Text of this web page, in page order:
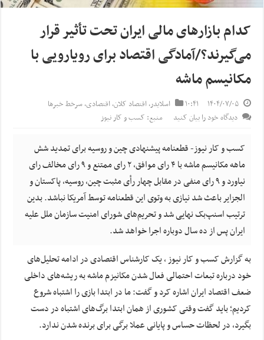
کدام بازارهای مالی ایران تحت تأثیر قرار
می‌گیرند؟/آمادگی اقتصاد برای رویارویی با
مکانیسم ماشه
۱۴۰۴/۰۷/۰۵ ۱۰:۴۱ اسلایدر,اقتصاد کلان,اقتصادی,سرخط خبرها
دیدگاه خود را بیان کنید
منبع: کسب و کار نیوز
کسب و کار نیوز- قطعنامه پیشنهادی چین و روسیه برای تمدید شش
ماهه مکانیسم ماشه با ۴ رای موافق،‌ ۲ رای ممتنع و ۹ رای مخالف رای
نیاورد و ۹ رای منفی در مقابل چهار رأی مثبت چین، روسیه، پاکستان و
الجزایر باعث شد نیازی به وتوی این قطعنامه توسط آمریکا نباشد. بدین
ترتیب اسنپ‌بک نهایی شد و تحریم‌های شورای امنیت سازمان ملل علیه
ایران پس از ده سال دوباره اجرا خواهد شد.
به گزارش کسب و کار نیوز ، یک کارشناس اقتصادی در ادامه تحلیل‌های
خود درباره تبعات احتمالی فعال شدن مکانیزم ماشه به ریشه‌های داخلی
ضعف اقتصاد ایران اشاره کرد و گفت: ما در ابتدا بازی را اشتباه شروع
کردیم؛ باید گفت وقتی کشوری از همان ابتدا برگ‌های اشتباه در دست
بگیرد، در لحظات حساس و پایانی عملا برگی برای برنده شدن ندارد.